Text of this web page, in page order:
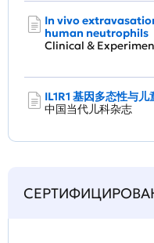
In vivo
human neutrophils
Clinical &
IL1R1 基因多态性与
中国当代儿科杂志